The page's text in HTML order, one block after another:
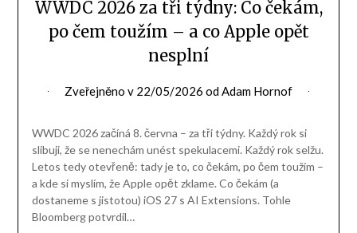
WWDC 2026 za tři týdny: Co čekám,
po čem toužím – a co Apple opět
nesplní
Zveřejněno v 22/05/2026 odAdam Hornof
WWDC 2026 začíná 8. června – za tři týdny. Každý rok si
slibuji, že se nenechám unést spekulacemi. Každý rok selžu.
Letos tedy otevřeně: tady je to, co čekám, po čem toužím –
a kde si myslím, že Apple opět zklame. Co čekám (a
dostaneme s jistotou) iOS 27 s AI Extensions. Tohle
Bloomberg potvrdil…